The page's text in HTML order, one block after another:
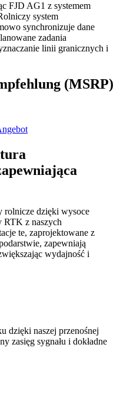
FJD AG1 z systemem
system
synchronizuje dane
zadania
linii granicznych i
(MSRP)
rolnicze dzięki wysoce
RTK z naszych
te, zaprojektowane z
zapewniają
wydajność i
dzięki naszej przenośnej
zasięg sygnału i dokładne